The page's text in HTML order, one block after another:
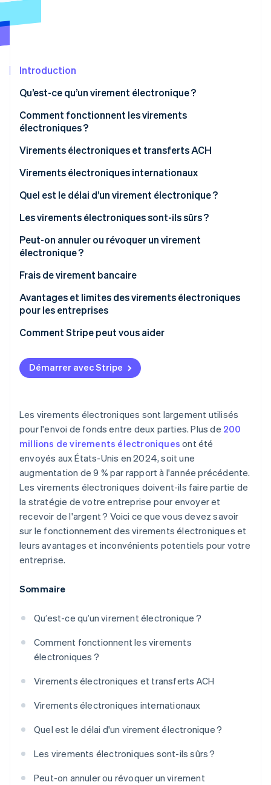
Radar
Constitution de start-up
Élimination du carbone
Identity
Vérification de l'identité
Stripe Sessions 2026
Regarder la vidéo
Stripe App Marketplace
Introduction
Qu’est-ce qu’un virement électronique ?
Comment fonctionnent les virements
électroniques ?
Virements électroniques et transferts ACH
Virements électroniques internationaux
Quel est le délai d’un virement électronique ?
Les virements électroniques sont-ils sûrs ?
Peut-on annuler ou révoquer un virement
électronique ?
Frais de virement bancaire
Avantages et limites des virements électroniques
pour les entreprises
Avantages
Inconvénients
Comment Stripe peut vous aider
Démarrer avec Stripe
Les virements électroniques sont largement utilisés
pour l'envoi de fonds entre deux parties. Plus de 200
millions de virements électroniques ont été
envoyés aux États-Unis en 2024, soit une
augmentation de 9 % par rapport à l'année précédente.
Les virements électroniques doivent-ils faire partie de
la stratégie de votre entreprise pour envoyer et
recevoir de l'argent ? Voici ce que vous devez savoir
sur le fonctionnement des virements électroniques et
leurs avantages et inconvénients potentiels pour votre
entreprise.
Sommaire
Qu’est-ce qu’un virement électronique ?
Comment fonctionnent les virements
électroniques ?
Virements électroniques et transferts ACH
Virements électroniques internationaux
Quel est le délai d'un virement électronique ?
Les virements électroniques sont-ils sûrs ?
Peut-on annuler ou révoquer un virement